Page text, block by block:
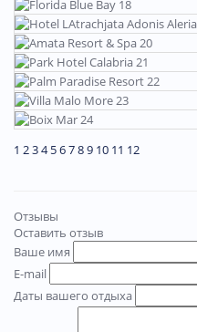
1 234 56789 10 11 12
Отзывы
Оставить отзыв
Ваше имя
E-mail
Даты вашего отдыха